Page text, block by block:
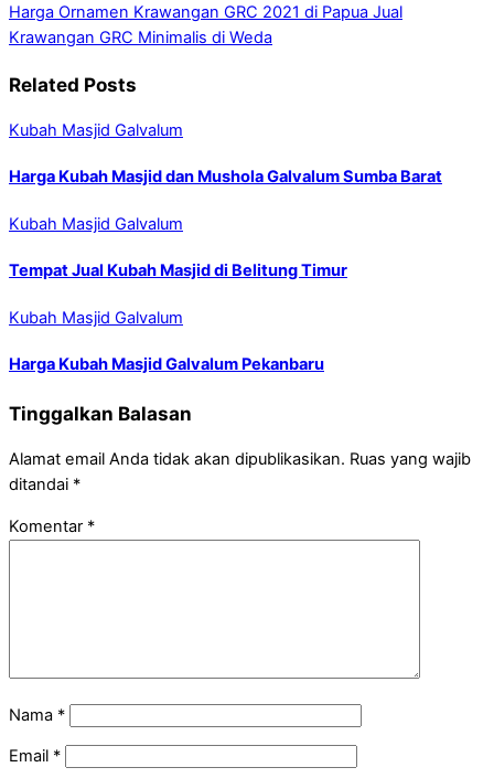
Harga Ornamen Krawangan GRC 2021 di Papua Jual
Krawangan GRC Minimalis di Weda
Related Posts
Kubah Masjid Galvalum
Harga Kubah Masjid dan Mushola Galvalum Sumba Barat
Kubah Masjid Galvalum
Tempat Jual Kubah Masjid di Belitung Timur
Kubah Masjid Galvalum
Harga Kubah Masjid Galvalum Pekanbaru
Tinggalkan Balasan
Alamat email Anda tidak akan dipublikasikan. Ruas yang wajib
ditandai *
Komentar *
Nama *
Email *